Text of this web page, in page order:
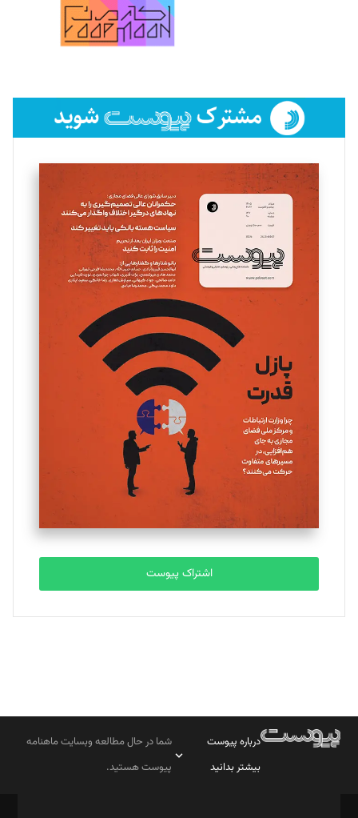
اشتراک پیوست
درباره پیوست
بیشتر بدانید
شما در حال مطالعه وبسایت ماهنامه
پیوست هستید.